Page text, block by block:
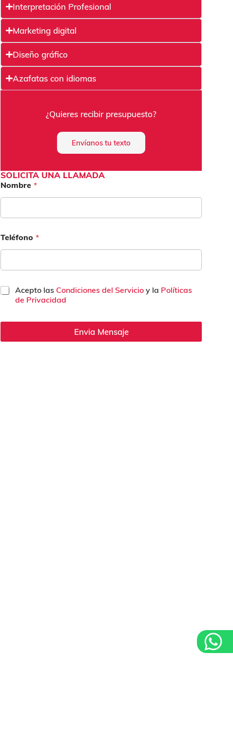
Interpretación Profesional
Marketing digital
Diseño gráfico
Azafatas con idiomas
¿Quieres recibir presupuesto?
Envíanos tu texto
SOLICITA UNA LLAMADA
Nombre*
Teléfono*
C
a
Acepto las Condiciones del Servicioy la Políticas
de Privacidad
Envia Mensaje